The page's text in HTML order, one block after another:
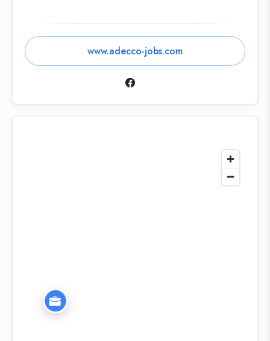
www.adecco-jobs.com